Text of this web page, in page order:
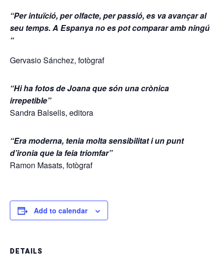
“Per intuïció, per olfacte, per passió, es va avançar al
seu temps. A Espanya no es pot comparar amb ningú
“
Gervasio Sánchez, fotògraf
“Hi ha fotos de Joana que són una crònica
irrepetible”
Sandra Balsells, editora
“Era moderna, tenia molta sensibilitat i un punt
d’ironia que la feia triomfar”
Ramon Masats, fotògraf
Add to calendar
DETAILS